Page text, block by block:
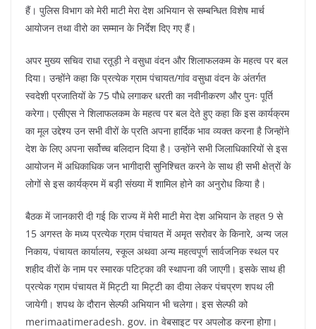
हैं। पुलिस विभाग को मेरी माटी मेरा देश अभियान से सम्बन्धित विशेष मार्च
आयोजन तथा वीरो का सम्मान के निर्देश दिए गए हैं।
अपर मुख्य सचिव राधा रतूड़ी ने वसुधा वंदन और शिलाफलकम के महत्व पर बल
दिया। उन्होंने कहा कि प्रत्येक ग्राम पंचायत/गांव वसुधा वंदन के अंतर्गत
स्वदेशी प्रजातियों के 75 पौधे लगाकर धरती का नवीनीकरण और पुनः पूर्ति
करेगा। एसीएस ने शिलाफलकम के महत्व पर बल देते हुए कहा कि इस कार्यक्रम
का मूल उद्देश्य उन सभी वीरों के प्रति अपना हार्दिक भाव व्यक्त करना है जिन्होंने
देश के लिए अपना सर्वोच्च बलिदान दिया है। उन्होंने सभी जिलाधिकारियों से इस
आयोजन में अधिकाधिक जन भागीदारी सुनिश्चित करने के साथ ही सभी क्षेत्रों के
लोगों से इस कार्यक्रम में बड़ी संख्या में शामिल होने का अनुरोध किया है।
बैठक में जानकारी दी गई कि राज्य में मेरी माटी मेरा देश अभियान के तहत 9 से
15 अगस्त के मध्य प्रत्येक ग्राम पंचायत में अमृत सरोवर के किनारे, अन्य जल
निकाय, पंचायत कार्यालय, स्कूल अथवा अन्य महत्वपूर्ण सार्वजनिक स्थल पर
शहीद वीरों के नाम पर स्मारक पटिट्का की स्थापना की जाएगी। इसके साथ ही
प्रत्येक ग्राम पंचायत में मिट्टी या मिट्टी का दीया लेकर पंचप्रण शपथ ली
जायेगी। शपथ के दौरान सेल्फी अभियान भी चलेगा। इस सेल्फी को
merimaatimeradesh. gov. in वेबसाइट पर अपलोड करना होगा।